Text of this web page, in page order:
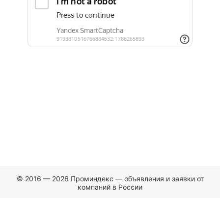
© 2016 — 2026 Проминдекс — объявления и заявки от
компаний в России